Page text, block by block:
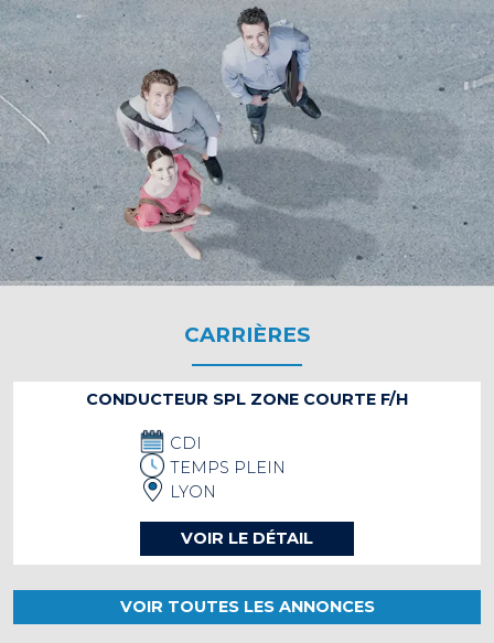
CARRIÈRES
CONDUCTEUR SPL ZONE COURTE F/H
CDI
TEMPS PLEIN
LYON
VOIR LE DÉTAIL
VOIR TOUTES LES ANNONCES